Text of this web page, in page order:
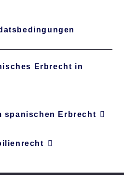
Erbrecht in
spanischen Erbrecht